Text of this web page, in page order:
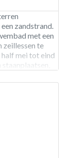
zandstrand.
met een
zeillessen te
half mei tot eind